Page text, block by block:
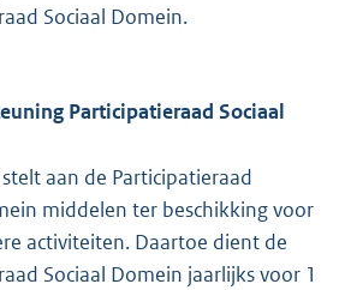
Sociaal Domein.
Participatieraad Sociaal
aan de Participatieraad
middelen ter beschikking voor
activiteiten. Daartoe dient de
Sociaal Domein jaarlijks voor 1